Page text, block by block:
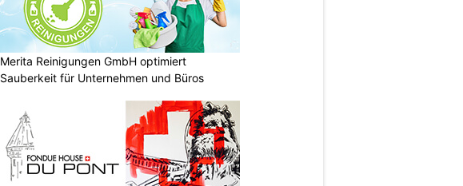
Merita Reinigungen GmbH optimiert
Sauberkeit für Unternehmen und Büros